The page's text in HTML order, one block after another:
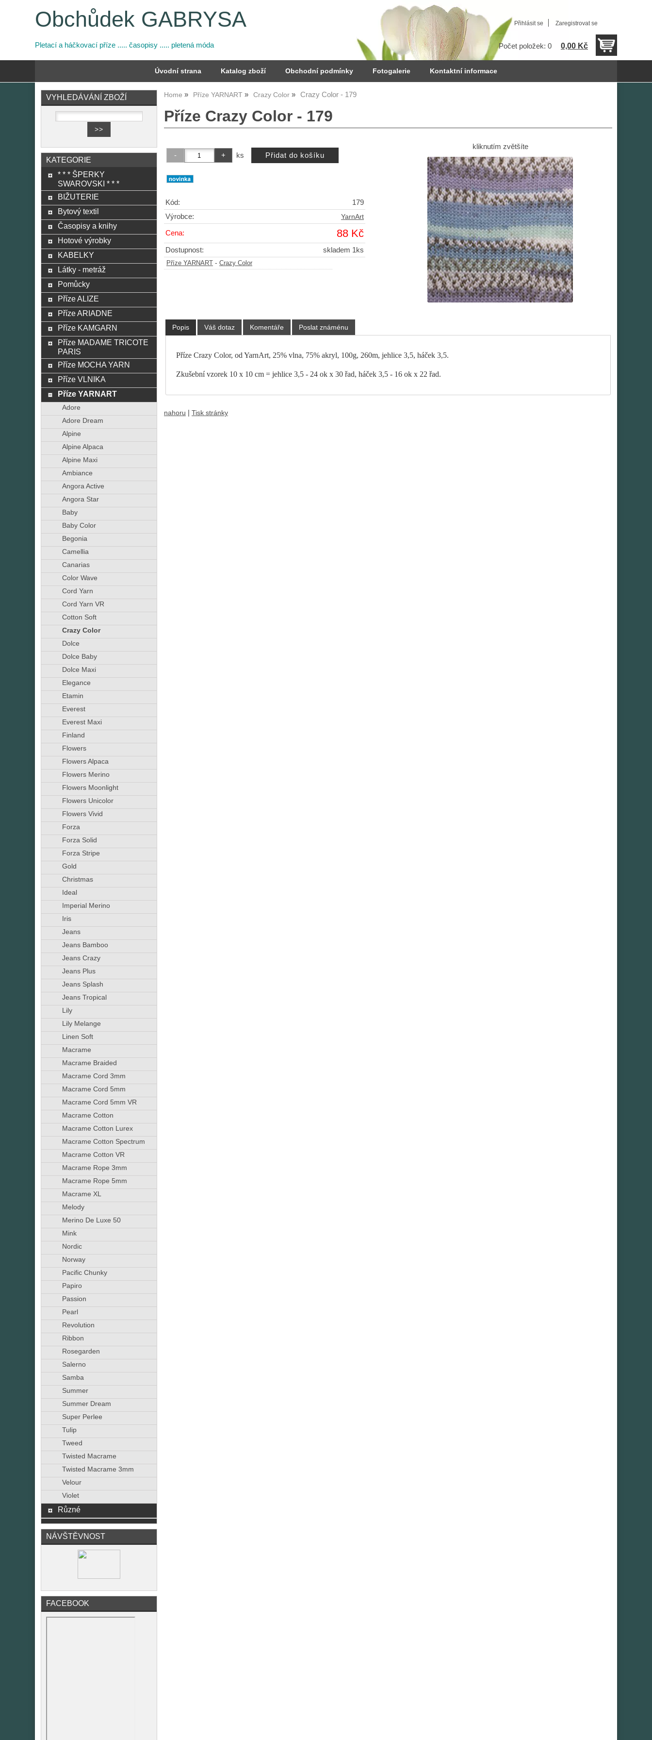
Přihlásit se Zaregistrovat se
Počet položek: 0 0,00 Kč
Obchůdek GABRYSA
Pletací a háčkovací příze ..... časopisy ..... pletená móda
Úvodní strana Katalog zboží Obchodní podmínky Fotogalerie Kontaktní informace
Home Příze YARNART Crazy Color Crazy Color - 179
Příze Crazy Color - 179
kliknutím zvětšíte
ks
Kód:
179
Výrobce:
YarnArt
Cena: 88 Kč
Dostupnost: skladem 1ks
Příze YARNART - Crazy Color
Popis Váš dotaz Komentáře Poslat známénu
Příze Crazy Color, od YarnArt, 25% vlna, 75% akryl, 100g, 260m, jehlice 3,5, háček 3,5.
Zkušební vzorek 10 x 10 cm = jehlice 3,5 - 24 ok x 30 řad, háček 3,5 - 16 ok x 22 řad.
nahoru Tisk stránky
VYHLEDÁVÁNÍ ZBOŽÍ
KATEGORIE
* * * ŠPERKY
SWAROVSKI * * *
BIŽUTERIE
Bytový textil
Časopisy a knihy
Hotové výrobky
KABELKY
Látky - metráž
Pomůcky
Příze ALIZE
Příze ARIADNE
Příze KAMGARN
Příze MADAME TRICOTE
PARIS
Příze MOCHA YARN
Příze VLNIKA
Příze YARNART
Adore
Adore Dream
Alpine
Alpine Alpaca
Alpine Maxi
Ambiance
Angora Active
Angora Star
Baby
Baby Color
Begonia
Camellia
Canarias
Color Wave
Cord Yarn
Cord Yarn VR
Cotton Soft
Crazy Color
Dolce
Dolce Baby
Dolce Maxi
Elegance
Etamin
Everest
Everest Maxi
Finland
Flowers
Flowers Alpaca
Flowers Merino
Flowers Moonlight
Flowers Unicolor
Flowers Vivid
Forza
Forza Solid
Forza Stripe
Gold
Christmas
Ideal
Imperial Merino
Iris
Jeans
Jeans Bamboo
Jeans Crazy
Jeans Plus
Jeans Splash
Jeans Tropical
Lily
Lily Melange
Linen Soft
Macrame
Macrame Braided
Macrame Cord 3mm
Macrame Cord 5mm
Macrame Cord 5mm VR
Macrame Cotton
Macrame Cotton Lurex
Macrame Cotton Spectrum
Macrame Cotton VR
Macrame Rope 3mm
Macrame Rope 5mm
Macrame XL
Melody
Merino De Luxe 50
Mink
Nordic
Norway
Pacific Chunky
Papiro
Passion
Pearl
Revolution
Ribbon
Rosegarden
Salerno
Samba
Summer
Summer Dream
Super Perlee
Tulip
Tweed
Twisted Macrame
Twisted Macrame 3mm
Velour
Violet
Různé
NÁVŠTĚVNOST
FACEBOOK